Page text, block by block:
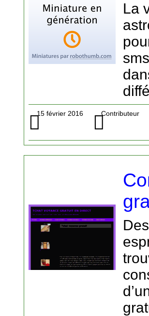
La
15 février 2016 Contributeur